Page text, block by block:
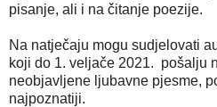
pisanje, ali i na čitanje poezije.
Na natječaju mogu sudjelovati
koji do 1. veljače 2021. pošalju
neobjavljene ljubavne pjesme,
najpoznatiji.